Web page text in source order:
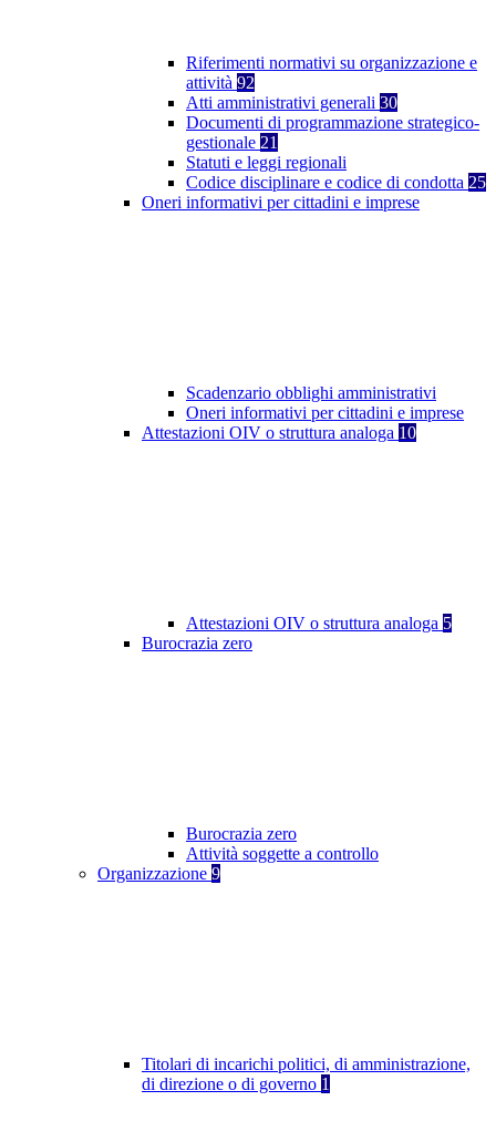
Riferimenti normativi su organizzazione e
attività 92
Atti amministrativi generali 30
Documenti di programmazione strategico-
gestionale 21
Statuti e leggi regionali
Codice disciplinare e codice di condotta 25
Oneri informativi per cittadini e imprese
Scadenzario obblighi amministrativi
Oneri informativi per cittadini e imprese
Attestazioni OIV o struttura analoga 10
Attestazioni OIV o struttura analoga 5
Burocrazia zero
Burocrazia zero
Attività soggette a controllo
Organizzazione 9
Titolari di incarichi politici, di amministrazione,
di direzione o di governo 1